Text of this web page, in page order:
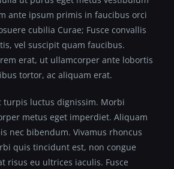
ante ipsum primis in faucibus orci
cubilia Curae; Fusce convallis
vel suscipit quam faucibus.
erat, ut ullamcorper ante lobortis
tortor, ac aliquam erat.
turpis luctus dignissim. Morbi
metus eget imperdiet. Aliquam
nec bibendum. Vivamus rhoncus
quis tincidunt est, non congue
risus eu ultrices iaculis. Fusce